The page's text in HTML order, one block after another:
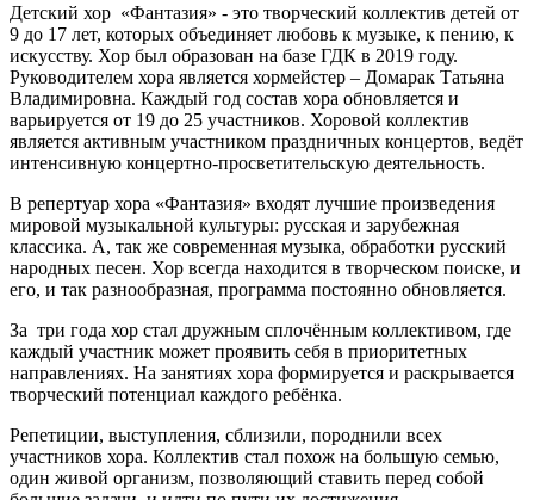
Детский хор «Фантазия» - это творческий коллектив детей от
9 до 17 лет, которых объединяет любовь к музыке, к пению, к
искусству. Хор был образован на базе ГДК в 2019 году.
Руководителем хора является хормейстер – Домарак Татьяна
Владимировна. Каждый год состав хора обновляется и
варьируется от 19 до 25 участников. Хоровой коллектив
является активным участником праздничных концертов, ведёт
интенсивную концертно-просветительскую деятельность.
В репертуар хора «Фантазия» входят лучшие произведения
мировой музыкальной культуры: русская и зарубежная
классика. А, так же современная музыка, обработки русский
народных песен. Хор всегда находится в творческом поиске, и
его, и так разнообразная, программа постоянно обновляется.
За три года хор стал дружным сплочённым коллективом, где
каждый участник может проявить себя в приоритетных
направлениях. На занятиях хора формируется и раскрывается
творческий потенциал каждого ребёнка.
Репетиции, выступления, сблизили, породнили всех
участников хора. Коллектив стал похож на большую семью,
один живой организм, позволяющий ставить перед собой